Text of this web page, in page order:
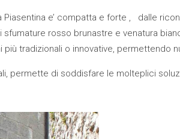
e’ compatta e forte , dalle
rosso brunastre e venatura
tradizionali o innovative,
permette di soddisfare le molteplici